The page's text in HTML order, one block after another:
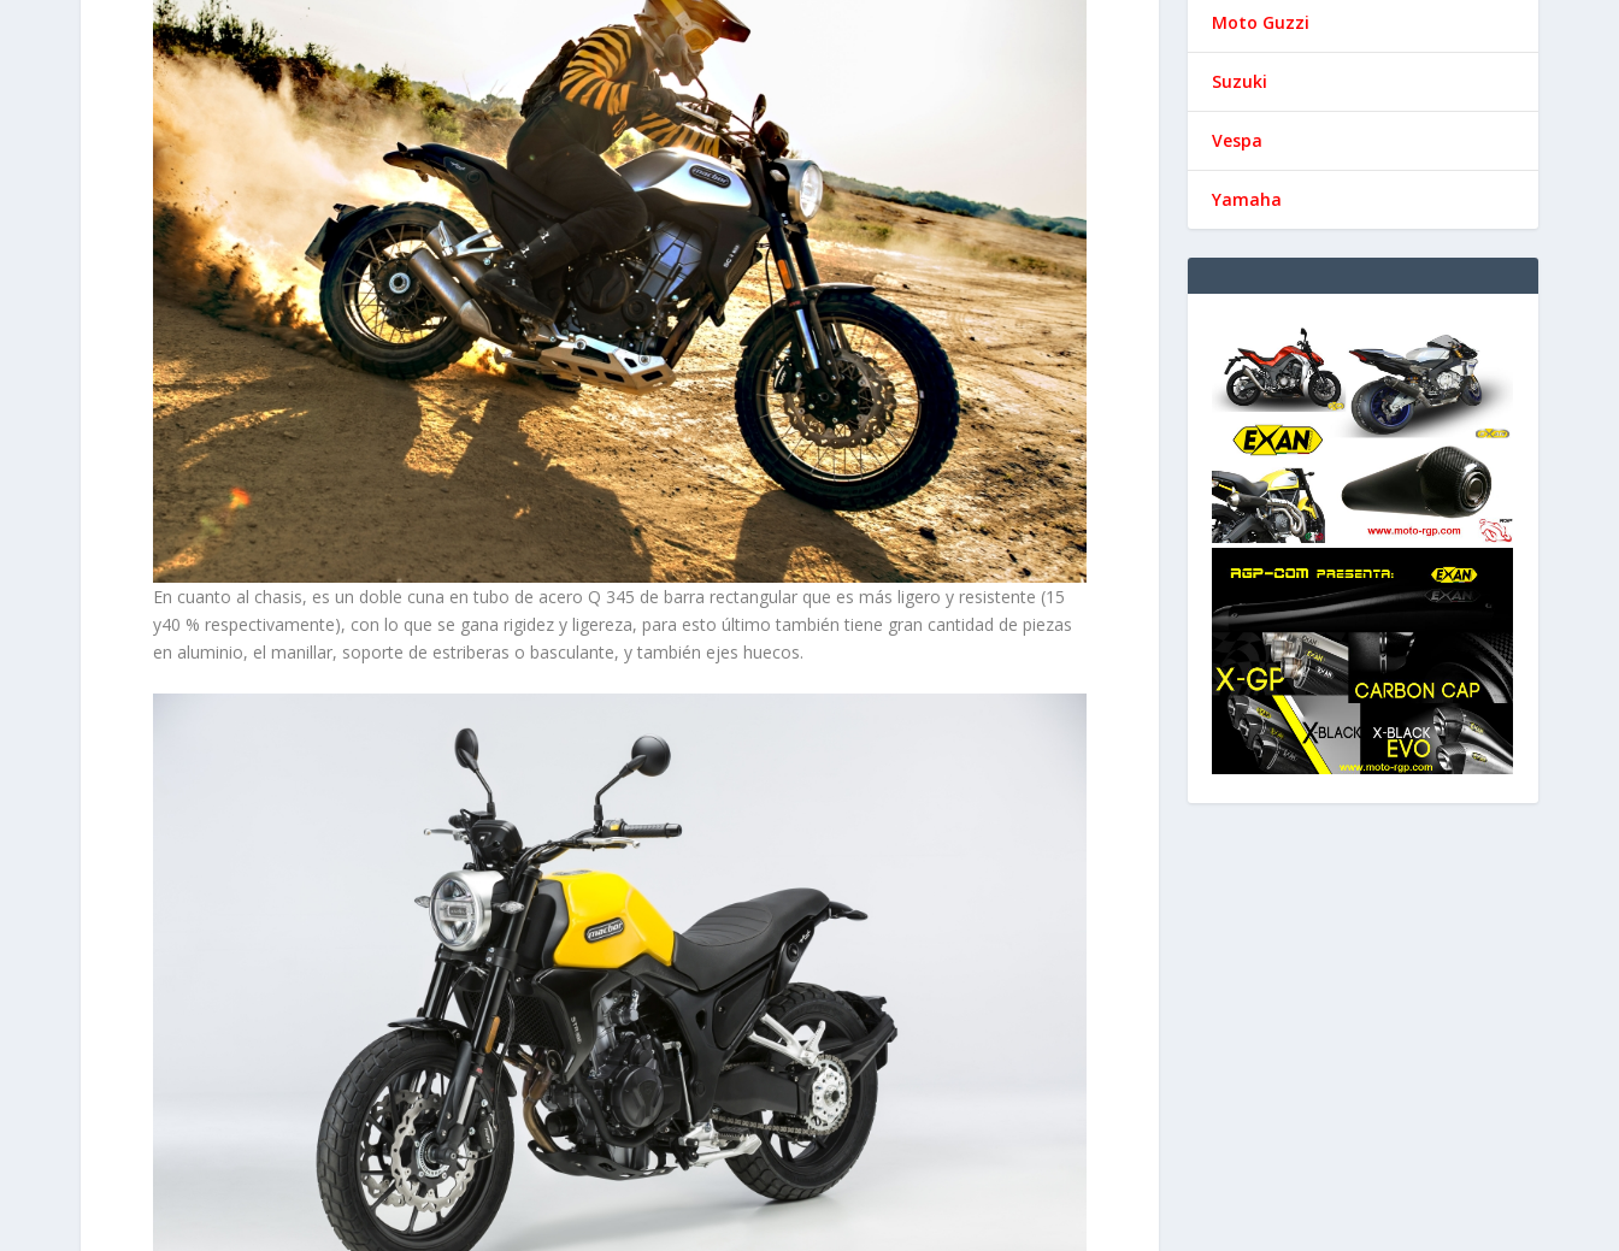
En cuanto al chasis, es un doble cuna en tubo de acero Q 345 de barra rectangular que es más ligero y resistente (15
y40 % respectivamente), con lo que se gana rigidez y ligereza, para esto último también tiene gran cantidad de piezas
en aluminio, el manillar, soporte de estriberas o basculante, y también ejes huecos.
Moto Guzzi
Suzuki
Vespa
Yamaha